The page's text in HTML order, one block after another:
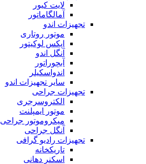
لایت کیور
آمالگاماتور
تجهیزات اندو
موتور روتاری
اپکس لوکیتور
آنگل اندو
آبچوراتور
اندواسکیلر
سایر تجهیزات اندو
تجهیزات جراحی
الکتروسرجری
موتور ایمپلنت
میکروموتور جراحی
آنگل جراحی
تجهیزات رادیو گرافی
تاریکخانه
اسکنر دهانی